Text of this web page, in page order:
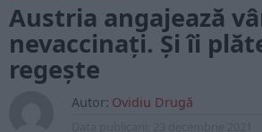
Austria angajează
nevaccinați. Și îi
regește
Autor: Ovidiu Drugă